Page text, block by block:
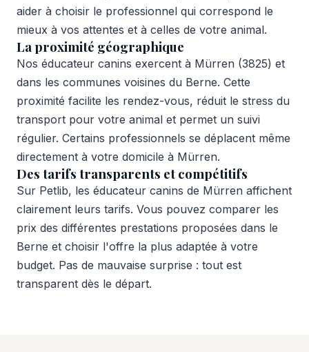
aider à choisir le professionnel qui correspond le
mieux à vos attentes et à celles de votre animal.
La proximité géographique
Nos éducateur canins exercent à Mürren (3825) et
dans les communes voisines du Berne. Cette
proximité facilite les rendez-vous, réduit le stress du
transport pour votre animal et permet un suivi
régulier. Certains professionnels se déplacent même
directement à votre domicile à Mürren.
Des tarifs transparents et compétitifs
Sur Petlib, les éducateur canins de Mürren affichent
clairement leurs tarifs. Vous pouvez comparer les
prix des différentes prestations proposées dans le
Berne et choisir l'offre la plus adaptée à votre
budget. Pas de mauvaise surprise : tout est
transparent dès le départ.